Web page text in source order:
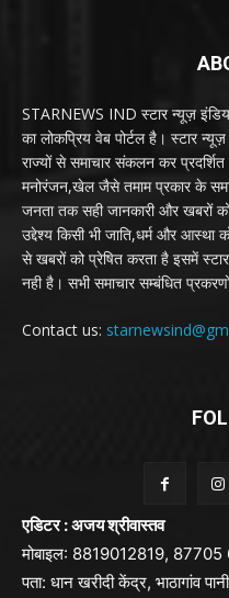
STARNEWS IND स्टार न्यूज़
का लोकप्रिय वेब पोर्टल है। स्टार
राज्यों से समाचार संकलन कर
मनोरंजन,खेल जैसे तमाम प्रकार के
जनता तक सही जानकारी और खबरों
उद्देश्य किसी भी जाति,धर्म और आस्था
से खबरों को प्रेषित करता है इसमें
नही है। सभी समाचार सम्बंधित
Contact us:
एडिटर : अजय श्रीवास्तव
मोबाइल: 8819012819, 87705
पता: धान खरीदी केंद्र, भाठागांव